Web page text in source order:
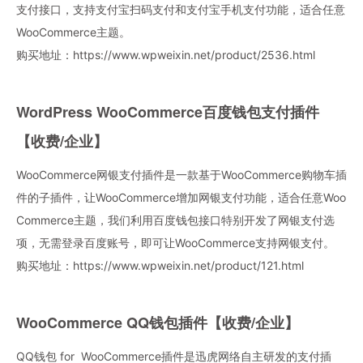
支付接口，支持支付宝扫码支付和支付宝手机支付功能，适合任意
WooCommerce主题。
购买地址： https://www.wpweixin.net/product/2536.html
WordPress WooCommerce百度钱包支付插件
【收费/企业】
WooCommerce网银支付插件是一款基于WooCommerce购物车插
件的子插件，让WooCommerce增加网银支付功能，适合任意Woo
Commerce主题，我们利用百度钱包接口特别开发了网银支付选
项，无需登录百度账号，即可让WooCommerce支持网银支付。
购买地址： https://www.wpweixin.net/product/121.html
WooCommerce QQ钱包插件【收费/企业】
QQ钱包 for WooCommerce插件是迅虎网络自主研发的支付插